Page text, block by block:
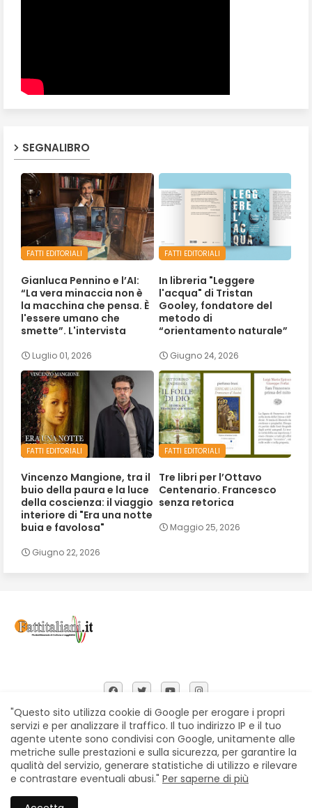
SEGNALIBRO
FATTI EDITORIALI
Gianluca Pennino e l’AI:
“La vera minaccia non è
la macchina che pensa. È
l'essere umano che
smette”. L'intervista
Luglio 01, 2026
FATTI EDITORIALI
In libreria "Leggere
l'acqua" di Tristan
Gooley, fondatore del
metodo di
“orientamento naturale”
Giugno 24, 2026
FATTI EDITORIALI
Vincenzo Mangione, tra il
buio della paura e la luce
della coscienza: il viaggio
interiore di "Era una notte
buia e favolosa"
Giugno 22, 2026
FATTI EDITORIALI
Tre libri per l’Ottavo
Centenario. Francesco
senza retorica
Maggio 25, 2026
Home Chi siamo Contatti
Privacy Policy
Segnalazioni
All Right Reserved Copyright © Fattitaliani
"Questo sito utilizza cookie di Google per erogare i propri
servizi e per analizzare il traffico. Il tuo indirizzo IP e il tuo
agente utente sono condivisi con Google, unitamente alle
metriche sulle prestazioni e sulla sicurezza, per garantire la
qualità del servizio, generare statistiche di utilizzo e rilevare
e contrastare eventuali abusi." Per saperne di più